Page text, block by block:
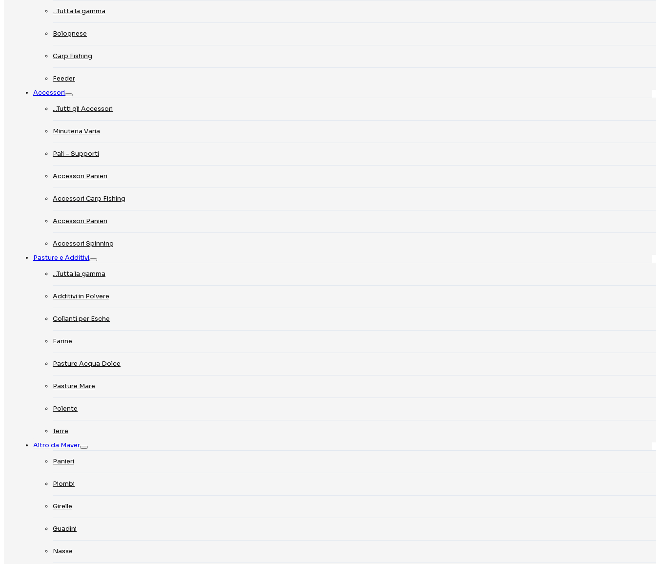
…Tutta la gamma
Bolognese
Carp Fishing
Feeder
Accessori
…Tutti gli Accessori
Minuteria Varia
Pali – Supporti
Accessori Panieri
Accessori Carp Fishing
Accessori Panieri
Accessori Spinning
Pasture e Additivi
…Tutta la gamma
Additivi in Polvere
Collanti per Esche
Farine
Pasture Acqua Dolce
Pasture Mare
Polente
Terre
Altro da Maver
Panieri
Piombi
Girelle
Guadini
Nasse